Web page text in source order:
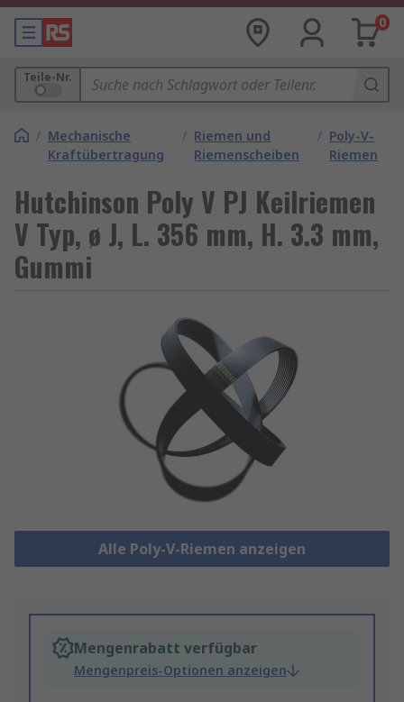
0
Teile-Nr.
/ Mechanische
Kraftübertragung
/ Riemen und
Riemenscheiben
/ Poly-V-
Riemen
Hutchinson Poly V PJ Keilriemen
V Typ, ø J, L. 356 mm, H. 3.3 mm,
Gummi
Alle Poly-V-Riemen anzeigen
Mengenrabatt verfügbar
Mengenpreis-Optionen anzeigen